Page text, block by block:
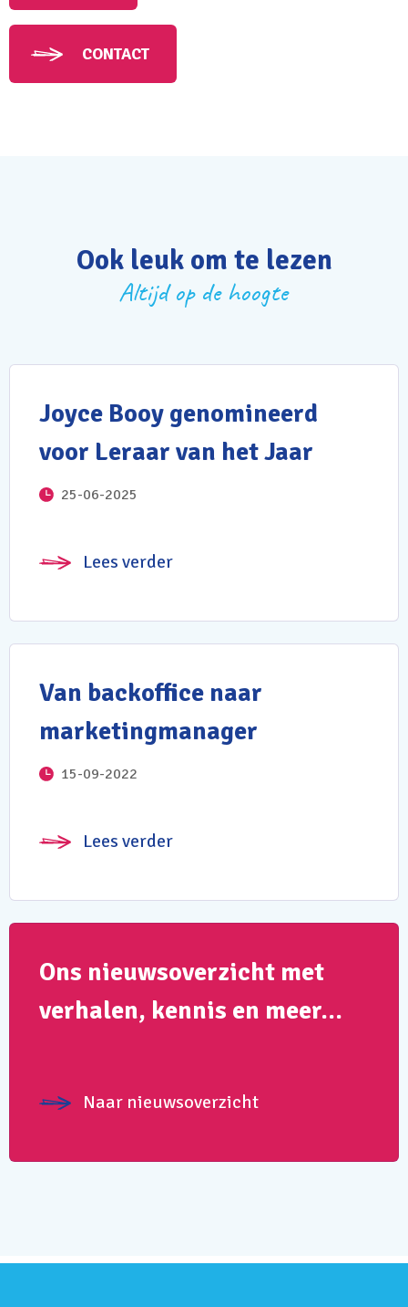
CONTACT
Ook leuk om te lezen
Altijd op de hoogte
Joyce Booy genomineerd
voor Leraar van het Jaar
25-06-2025
Lees verder
Van backoffice naar
marketingmanager
15-09-2022
Lees verder
Ons nieuwsoverzicht met
verhalen, kennis en meer…
Naar nieuwsoverzicht